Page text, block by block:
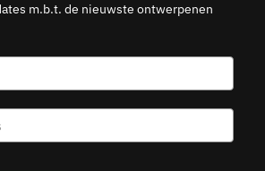
m.b.t. de nieuwste ontwerpenen